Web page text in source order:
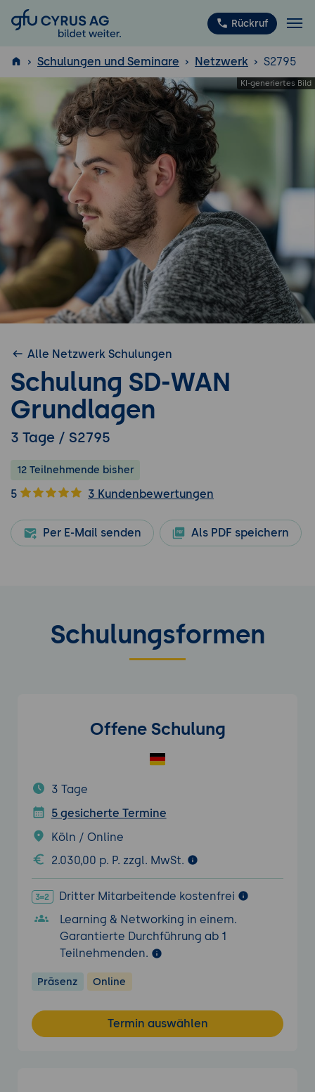
GFU Cyrus AG Rückruf
ISTQB ®
Schulungen und Seminare Netzwerk S2795
Alle Netzwerk Schulungen
Schulung SD-WAN
Grundlagen
3 Tage / S2795
12 Teilnehmende bisher
5 3 Kundenbewertungen
Per E-Mail senden Als PDF speichern
Schulungsformen
Offene Schulung
3 Tage
5 gesicherte Termine
Köln / Online
2.030,00 p. P. zzgl. MwSt.
Dritter Mitarbeitende kostenfrei
Learning & Networking in einem.
Garantierte Durchführung ab 1
Teilnehmenden.
Präsenz Online
Termin auswählen